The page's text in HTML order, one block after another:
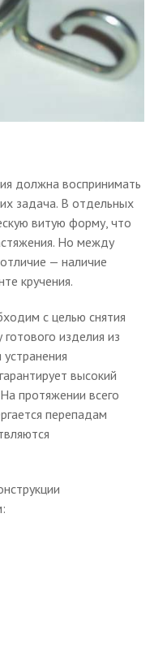
должна воспринимать
задача. В отдельных
витую форму, что
Но между
— наличие
кручения.
с целью снятия
изделия из
высокий
протяжении всего
перепадам